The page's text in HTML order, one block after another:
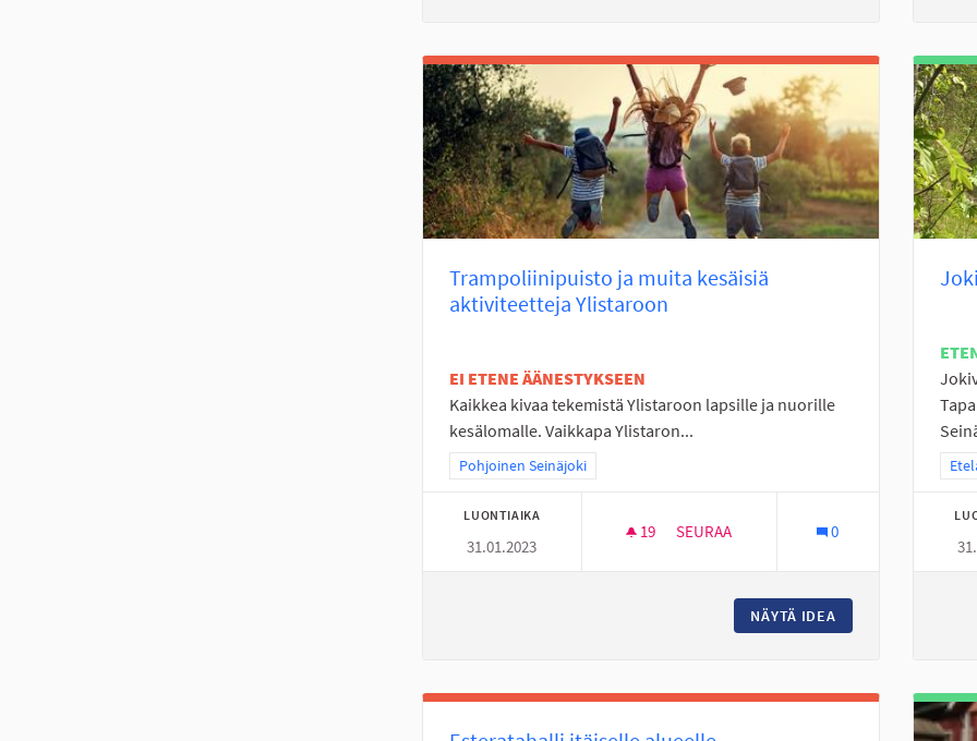
Trampoliinipuisto ja muita kesäisiä
aktiviteetteja Ylistaroon
EI ETENE ÄÄNESTYKSEEN
Kaikkea kivaa tekemistä Ylistaroon lapsille ja nuorille
kesälomalle. Vaikkapa Ylistaron...
Rajaa tulokset teeman mukaan: Pohjoinen Seinäjoki
Pohjoinen Seinäjoki
LUONTIAIKA
31.01.2023
19 19 SEURAAJAA
SEURAA
TRAMPOLIINIPUISTO JA MUITA KESÄISIÄ
0
NÄYTÄ IDEA